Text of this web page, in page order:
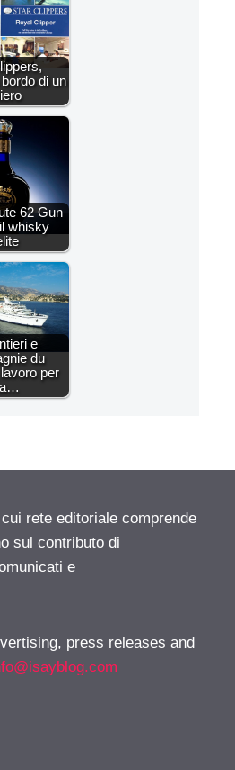
di un
62 Gun
whisky
e
du
per
rete editoriale comprende
sul contributo di
e
press releases and